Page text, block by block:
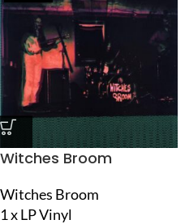
Witches Broom
Witches Broom
1 x LP Vinyl